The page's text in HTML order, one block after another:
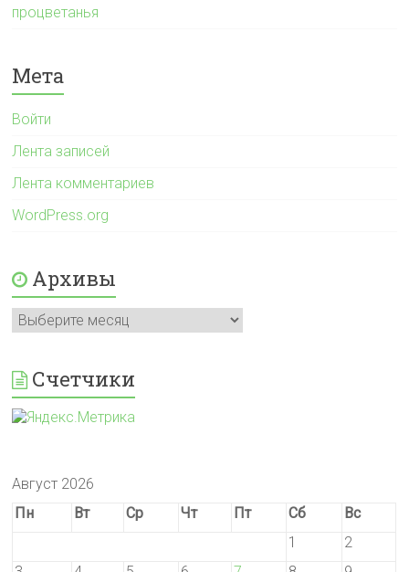
процветанья
Мета
Войти
Лента записей
Лента комментариев
WordPress.org
Архивы
Архивы
Счетчики
Август 2026
Пн
Вт Ср Чт Пт Сб
Вс
1
2